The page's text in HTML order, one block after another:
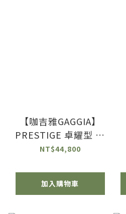
【咖吉雅GAGGIA】
PRESTIGE 卓耀型 全
自動義式咖啡機 卓越
NT$44,800
加入購物車